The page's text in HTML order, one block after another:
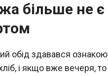
більше не
обід здавався
і якщо вже вечеря,